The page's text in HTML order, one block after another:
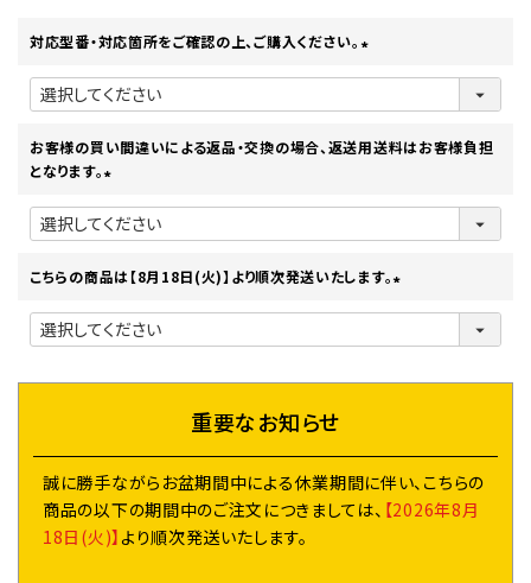
対応型番・対応箇所をご確認の上、ご購入ください。
(
)
お客様の買い間違いによる返品・交換の場合、返送用送料はお客様負担
となります。
(
必
)
こちらの商品は【8月18日(火)】より順次発送いたします。
(
)
重要なお知らせ
誠に勝手ながらお盆期間中による休業期間に伴い、こちらの
商品の以下の期間中のご注文につきましては、 【2026年8月
18日(火)】 より順次発送いたします。